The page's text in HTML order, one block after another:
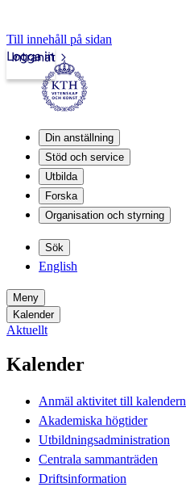
Till innehåll på sidan
Intranät
Logga in
Din anställning
Stöd och service
Utbilda
Forska
Organisation och styrning
Sök
English
Meny
Kalender
Aktuellt
Kalender
Anmäl aktivitet till kalendern
Akademiska högtider
Utbildningsadministration
Centrala sammanträden
Driftsinformation